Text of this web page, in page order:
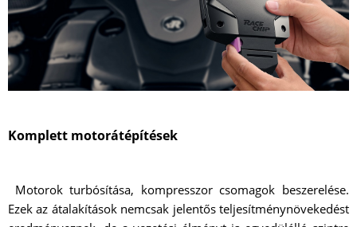
Komplett motorátépítések
Motorok turbósítása, kompresszor csomagok beszerelése.
Ezek az átalakítások nemcsak jelentős teljesítménynövekedést